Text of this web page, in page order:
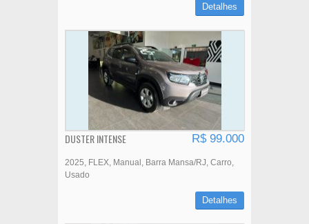
Detalhes
DUSTER INTENSE R$ 99.000
2025 FLEX Manual Barra Mansa/RJ Carro
Usado
Detalhes